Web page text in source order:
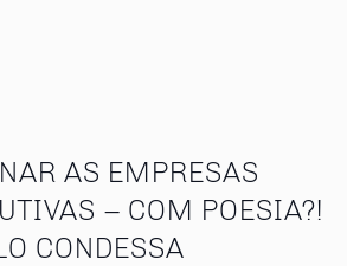
AS EMPRESAS
– COM POESIA?!
CONDESSA